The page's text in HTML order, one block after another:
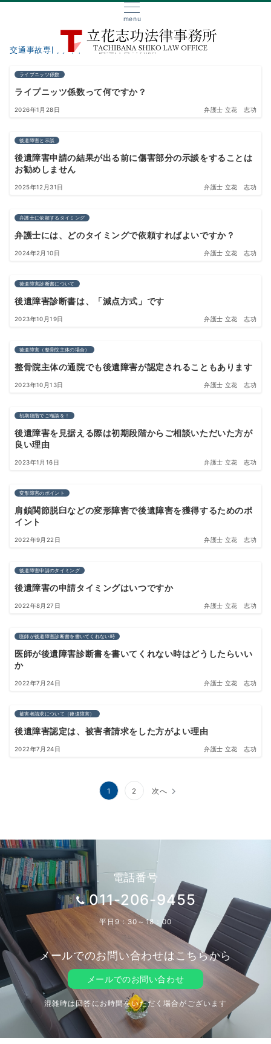
menu
交通事故専門サイト 後遺障害の知識
ライプニッツ係数
ライプニッツ係数って何ですか？
2026年1月28日 弁護士 立花 志功
後遺障害と示談
後遺障害申請の結果が出る前に傷害部分の示談をすることは
お勧めしません
2025年12月31日 弁護士 立花 志功
弁護士に依頼するタイミング
弁護士には、どのタイミングで依頼すればよいですか？
2024年2月10日 弁護士 立花 志功
後遺障害診断書について
後遺障害診断書は、「減点方式」です
2023年10月19日 弁護士 立花 志功
後遺障害（整骨院主体の場合）
整骨院主体の通院でも後遺障害が認定されることもあります
2023年10月13日 弁護士 立花 志功
初期段階でご相談を！
後遺障害を見据える際は初期段階からご相談いただいた方が
良い理由
2023年1月16日 弁護士 立花 志功
変形障害のポイント
肩鎖関節脱臼などの変形障害で後遺障害を獲得するためのポ
イント
2022年9月22日 弁護士 立花 志功
後遺障害申請のタイミング
後遺障害の申請タイミングはいつですか
2022年8月27日 弁護士 立花 志功
医師が後遺障害診断書を書いてくれない時
医師が後遺障害診断書を書いてくれない時はどうしたらいい
か
2022年7月24日 弁護士 立花 志功
被害者請求について（後遺障害）
後遺障害認定は、被害者請求をした方がよい理由
2022年7月24日 弁護士 立花 志功
ペ
ー
ジ
り
1 2 次へ
電話番号
011-206-9455
平日9：30～18：00
メールでのお問い合わせはこちらから
メールでのお問い合わせ
混雑時は回答にお時間をいただく場合がございます